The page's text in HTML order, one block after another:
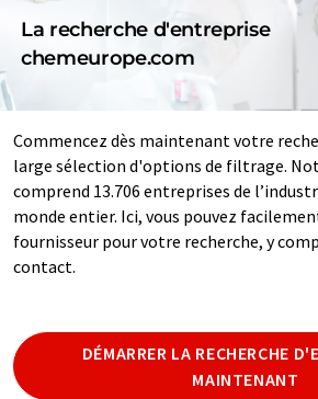
La recherche d'entreprise
chemeurope.com
Commencez dès maintenant votre
large sélection d'options de filtrage.
comprend 13.706 entreprises de
monde entier. Ici, vous pouvez
fournisseur pour votre recherche, y
contact.
DÉMARRER LA RECHERCHE
MAINTENANT